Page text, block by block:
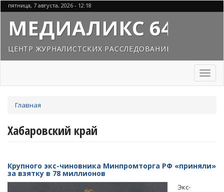
Перейти
к
основному
содержанию
пятница, 7 августа, 2026 - 12:18
МЕДИАЛИКС 64
ЦЕНТР ЖУРНАЛИСТСКИХ РАССЛЕДОВАНИЙ
Toggle
здесь
Главная
Хабаровский край
Крупного экс-чиновника Минпромторга РФ «приняли»
за взятку в 78 миллионов
Экс-